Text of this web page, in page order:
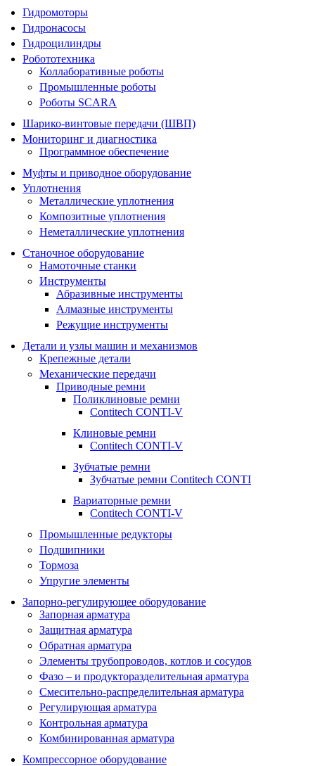
Гидромоторы
Гидронасосы
Гидроцилиндры
Робототехника
Коллаборативные роботы
Промышленные роботы
Роботы SCARA
Шарико-винтовые передачи (ШВП)
Мониторинг и диагностика
Программное обеспечение
Муфты и приводное оборудование
Уплотнения
Металлические уплотнения
Композитные уплотнения
Неметаллические уплотнения
Станочное оборудование
Намоточные станки
Инструменты
Абразивные инструменты
Алмазные инструменты
Режущие инструменты
Детали и узлы машин и механизмов
Крепежные детали
Механические передачи
Приводные ремни
Поликлиновые ремни
Contitech CONTI-V
Клиновые ремни
Contitech CONTI-V
Зубчатые ремни
Зубчатые ремни Contitech CONTI
Вариаторные ремни
Contitech CONTI-V
Промышленные редукторы
Подшипники
Тормоза
Упругие элементы
Запорно-регулирующее оборудование
Запорная арматура
Защитная арматура
Обратная арматура
Элементы трубопроводов, котлов и сосудов
Фазо – и продукторазделительная арматура
Смесительно-распределительная арматура
Регулирующая арматура
Контрольная арматура
Комбинированная арматура
Компрессорное оборудование